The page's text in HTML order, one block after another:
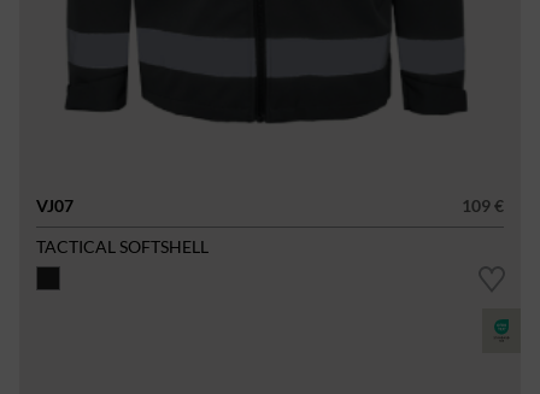
VJ07
109 €
TACTICAL SOFTSHELL